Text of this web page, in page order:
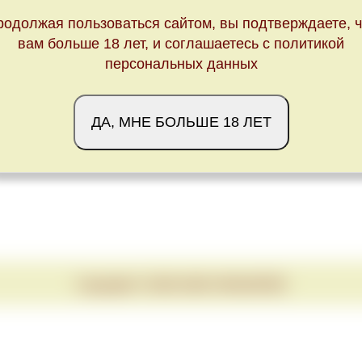
пользоваться сайтом, вы подтверждаете,
вам больше 18 лет, и соглашаетесь с политикой
персональных данных
ДА, МНЕ БОЛЬШЕ 18 ЛЕТ